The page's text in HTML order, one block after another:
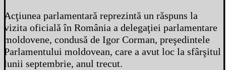
Acţiunea parlamentară reprezintă un răspuns la
vizita oficială în România a delegaţiei parlamentare
moldovene, condusă de Igor Corman, preşedintele
Parlamentului moldovean, care a avut loc la sfârşitul
lunii septembrie, anul trecut.